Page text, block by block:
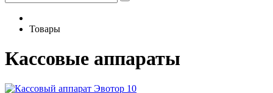
Товары
Кассовые аппараты